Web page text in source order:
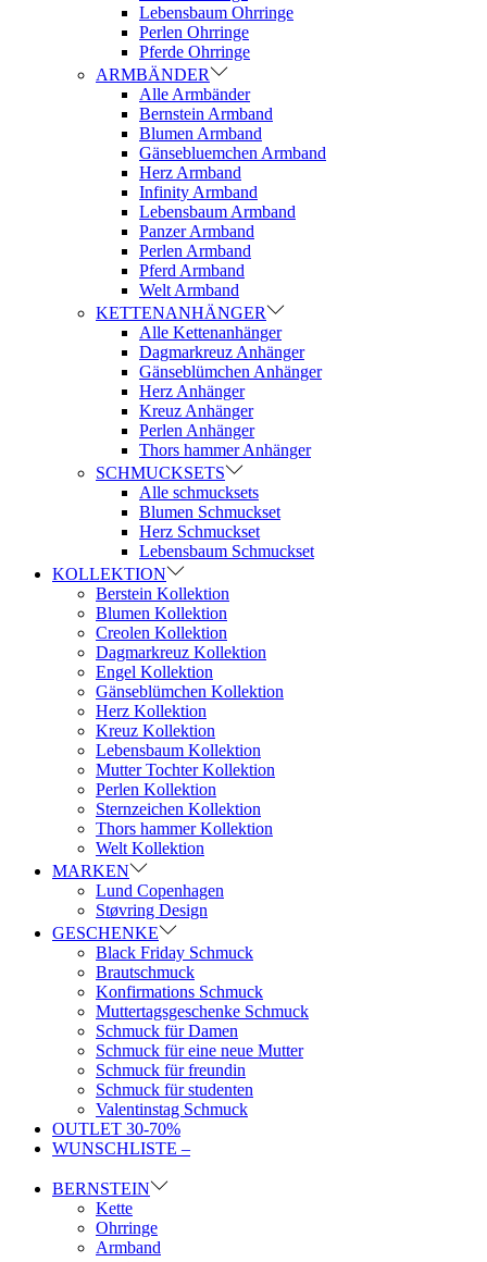
Lebensbaum Ohrringe
Perlen Ohrringe
Pferde Ohrringe
ARMBÄNDER
Alle Armbänder
Bernstein Armband
Blumen Armband
Gänsebluemchen Armband
Herz Armband
Infinity Armband
Lebensbaum Armband
Panzer Armband
Perlen Armband
Pferd Armband
Welt Armband
KETTENANHÄNGER
Alle Kettenanhänger
Dagmarkreuz Anhänger
Gänseblümchen Anhänger
Herz Anhänger
Kreuz Anhänger
Perlen Anhänger
Thors hammer Anhänger
SCHMUCKSETS
Alle schmucksets
Blumen Schmuckset
Herz Schmuckset
Lebensbaum Schmuckset
KOLLEKTION
Berstein Kollektion
Blumen Kollektion
Creolen Kollektion
Dagmarkreuz Kollektion
Engel Kollektion
Gänseblümchen Kollektion
Herz Kollektion
Kreuz Kollektion
Lebensbaum Kollektion
Mutter Tochter Kollektion
Perlen Kollektion
Sternzeichen Kollektion
Thors hammer Kollektion
Welt Kollektion
MARKEN
Lund Copenhagen
Støvring Design
GESCHENKE
Black Friday Schmuck
Brautschmuck
Konfirmations Schmuck
Muttertagsgeschenke Schmuck
Schmuck für Damen
Schmuck für eine neue Mutter
Schmuck für freundin
Schmuck für studenten
Valentinstag Schmuck
OUTLET 30-70%
WUNSCHLISTE –
BERNSTEIN
Kette
Ohrringe
Armband